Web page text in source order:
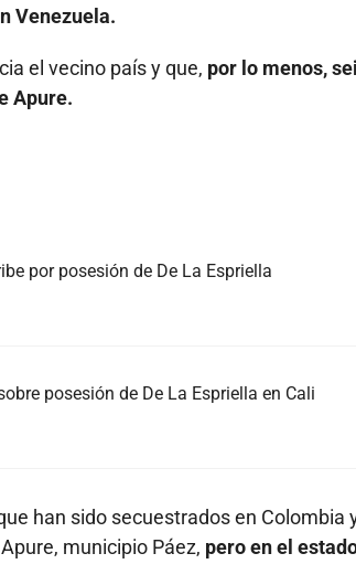
Venezuela.
el vecino país y que, por lo menos,
Apure.
por posesión de De La Espriella
posesión de De La Espriella en Cali
han sido secuestrados en Colombia
municipio Páez, pero en el